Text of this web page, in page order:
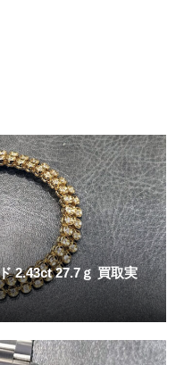
2.43ct 27.7ｇ 買取実